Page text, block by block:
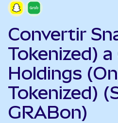
Convertir
Tokenized) a
Holdings
Tokenized)
GRABon)